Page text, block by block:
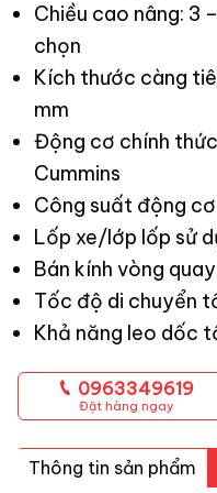
Chiều cao nâng: 3
chọn
Kích thước càng
mm
Động cơ chính
Cummins
Công suất động
Lốp xe/lớp lốp sử
Bán kính vòng
Tốc độ di chuyển
Khả năng leo dốc
0963349619
Đặt hàng ngay
Thông tin sản phẩm